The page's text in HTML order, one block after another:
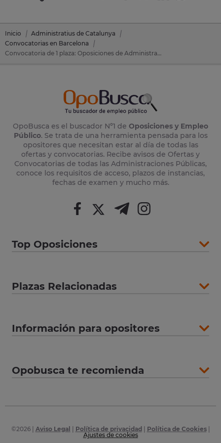
Inicio
Administratius de Catalunya
Convocatorias en Barcelona
Convocatoria de 1 plaza: Oposiciones de Administratius de Catalunya en Sant Boi De Llobregat (Barcelona)
OpoBusca es el buscador Nº1 de Oposiciones y Empleo
Público. Se trata de una herramienta pensada para los
opositores que necesitan estar al día de todas las
ofertas y convocatorias. Recibe avisos de Ofertas y
Convocatorias de todas las Administraciones Públicas,
conoce los requisitos de acceso, plazos de instancias,
fechas de examen y mucho más.
Top Oposiciones
Plazas Relacionadas
Información para opositores
Opobusca te recomienda
©2026| Aviso Legal Política de privacidad Política de Cookies|
Ajustes de cookies